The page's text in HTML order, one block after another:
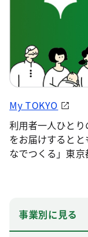
My TOKYO
利用者一人ひと
をお届けすると
なでつくる」東京
事業別に見る